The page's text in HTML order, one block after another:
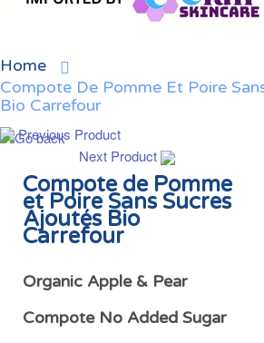
Home
Compote De Pomme Et Poire
Bio Carrefour
Previous Product
Next Product
Compote de Pomme
et Poire Sans Sucres
Ajoutés Bio
Carrefour
Organic Apple & Pear
Compote No Added Sugar